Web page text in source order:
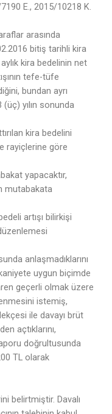
E., 2015/10218 K.
arasında
bitiş tarihli kira
kira bedelinin net
tefe-tüfe
bundan ayrı
yılın sonunda
kira bedelini
rayiçlerine göre
yapacaktır,
mutabakata
artışı bilirkişi
anlaşmadıklarını
uygun biçimde
geçerli olmak üzere
istemiş,
ile davayı brüt
açtıklarını,
doğrultusunda
TL olarak
belirtmiştir. Davalı